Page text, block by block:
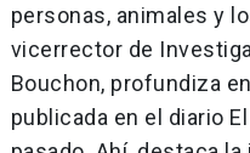
personas, animales y
vicerrector de
Bouchon, profundiza
publicada en el diario